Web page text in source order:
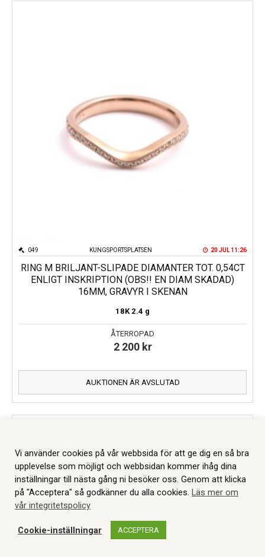
KUNGSPORTSPLATSEN
049 20 JUL 11:26
RING M BRILJANT-SLIPADE DIAMANTER TOT. 0,54CT
ENLIGT INSKRIPTION (OBS!! EN DIAM SKADAD)
16MM, GRAVYR I SKENAN
18K 2.4 g
ÅTERROPAD
2 200 kr
AUKTIONEN ÄR AVSLUTAD
Vi använder cookies på vår webbsida för att ge dig en så bra
upplevelse som möjligt och webbsidan kommer ihåg dina
inställningar till nästa gång ni besöker oss. Genom att klicka
på "Acceptera" så godkänner du alla cookies. Läs mer om
vår integritetspolicy
Cookie-inställningar ACCEPTERA